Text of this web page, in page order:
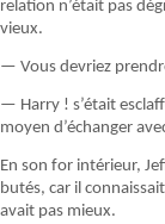
relation n’était pas
vieux.
— Vous devriez
— Harry ! s’était
moyen d’échanger
En son for intérieur,
butés, car il
avait pas mieux.